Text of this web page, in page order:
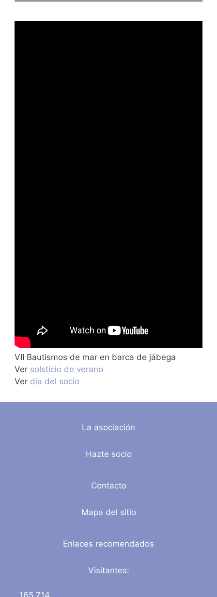
VII Bautismos de mar en barca de jábega
Ver solsticio de verano
Ver día del socio
La asociación
Hazte socio
Contacto
Mapa del sitio
Enlaces recomendados
Visitantes:
165,714